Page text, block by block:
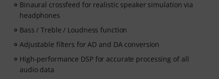
Binaural crossfeed for realistic speaker simulation via
headphones
Bass / Treble / Loudness function
Adjustable filters for AD and DA conversion
High-performance DSP for accurate processing of all
audio data